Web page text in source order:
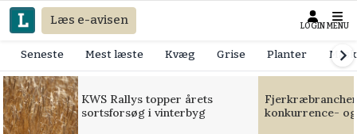
Læs e-avisen LOGIN MENU
Seneste Mest læste Kvæg Grise Planter
KWS Rallys topper årets
sortsforsøg i vinterbyg
konkurrence-